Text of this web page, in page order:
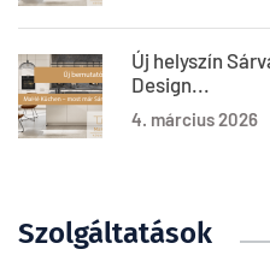
Új helyszín
Design...
4. március 2026
Szolgáltatások